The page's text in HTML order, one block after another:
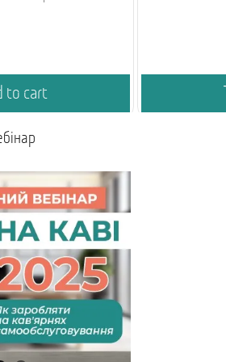
to cart
співпраці для оптових покупців